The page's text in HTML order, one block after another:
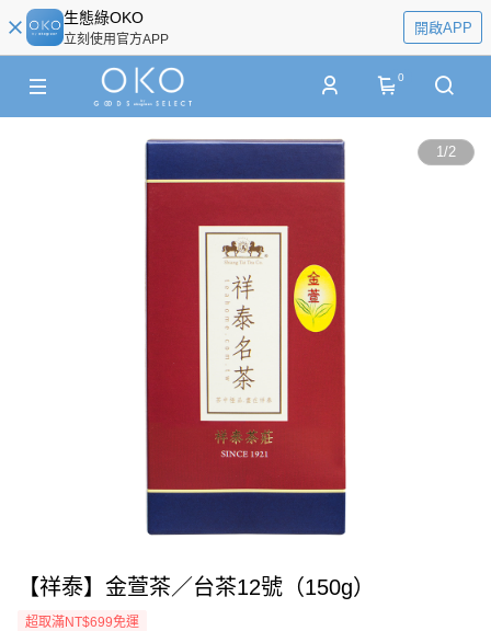
生態綠OKO
立刻使用官方APP
開啟APP
0
1/2
【祥泰】金萱茶／台茶12號（150g）
超取滿NT$699免運